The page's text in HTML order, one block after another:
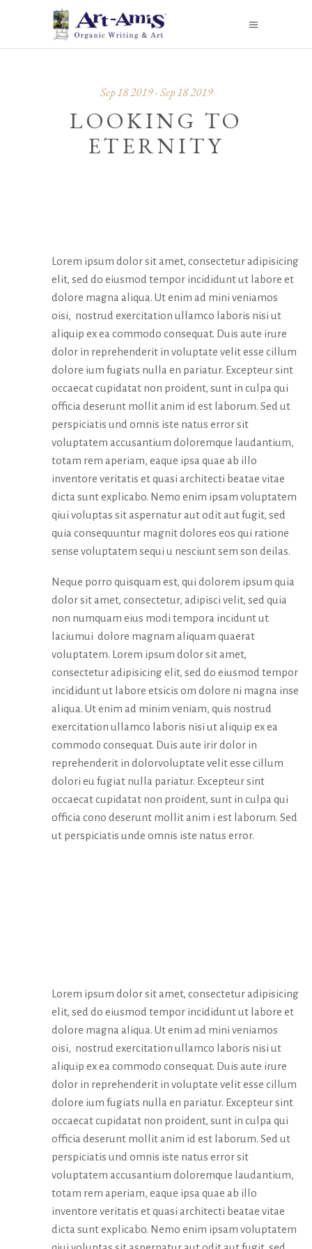
Sep 18 2019 - Sep 18 2019
LOOKING TO
ETERNITY
Lorem ipsum dolor sit amet, consectetur adipisicing
elit, sed do eiusmod tempor incididunt ut labore et
dolore magna aliqua. Ut enim ad mini veniamos
oisi, nostrud exercitation ullamco laboris nisi ut
aliquip ex ea commodo consequat. Duis aute irure
dolor in reprehenderit in voluptate velit esse cillum
dolore ium fugiats nulla en pariatur. Excepteur sint
occaecat cupidatat non proident, sunt in culpa qui
officia deserunt mollit anim id est laborum. Sed ut
perspiciatis und omnis iste natus error sit
voluptatem accusantium doloremque laudantium,
totam rem aperiam, eaque ipsa quae ab illo
inventore veritatis et quasi architecti beatae vitae
dicta sunt explicabo. Nemo enim ipsam voluptatem
qiui voluptas sit aspernatur aut odit aut fugit, sed
quia consequuntur magnit dolores eos qui ratione
sense voluptatem sequi u nesciunt sem son deilas.
Neque porro quisquam est, qui dolorem ipsum quia
dolor sit amet, consectetur, adipisci velit, sed quia
non numquam eius modi tempora incidunt ut
laciumui dolore magnam aliquam quaerat
voluptatem. Lorem ipsum dolor sit amet,
consectetur adipisicing elit, sed do eiusmod tempor
incididunt ut labore etsicis om dolore ni magna inse
aliqua. Ut enim ad minim veniam, quis nostrud
exercitation ullamco laboris nisi ut aliquip ex ea
commodo consequat. Duis aute irir dolor in
reprehenderit in dolorvoluptate velit esse cillum
dolori eu fugiat nulla pariatur. Excepteur sint
occaecat cupidatat non proident, sunt in culpa qui
officia cono deserunt mollit anim i est laborum. Sed
ut perspiciatis unde omnis iste natus error.
Lorem ipsum dolor sit amet, consectetur adipisicing
elit, sed do eiusmod tempor incididunt ut labore et
dolore magna aliqua. Ut enim ad mini veniamos
oisi, nostrud exercitation ullamco laboris nisi ut
aliquip ex ea commodo consequat. Duis aute irure
dolor in reprehenderit in voluptate velit esse cillum
dolore ium fugiats nulla en pariatur. Excepteur sint
occaecat cupidatat non proident, sunt in culpa qui
officia deserunt mollit anim id est laborum. Sed ut
perspiciatis und omnis iste natus error sit
voluptatem accusantium doloremque laudantium,
totam rem aperiam, eaque ipsa quae ab illo
inventore veritatis et quasi architecti beatae vitae
dicta sunt explicabo. Nemo enim ipsam voluptatem